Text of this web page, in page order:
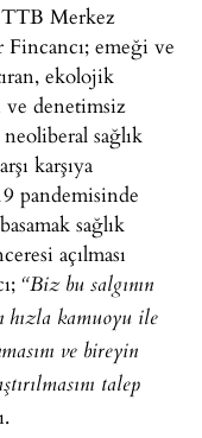
TTB Merkez
emeği ve
ekolojik
ve denetimsiz
sağlık
karşıya
pandemisinde
sağlık
açılması
“Biz bu salgının
hızla kamuoyu ile
ve bireyin
talep